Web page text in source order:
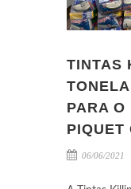
TINTAS
PARA O
PIQUET
06/06/2021